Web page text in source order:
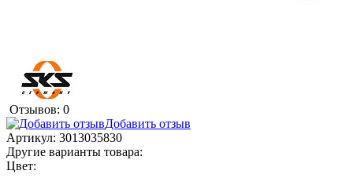
Отзывов: 0
Добавить отзыв
Артикул: 3013035830
Другие варианты товара:
Цвет: